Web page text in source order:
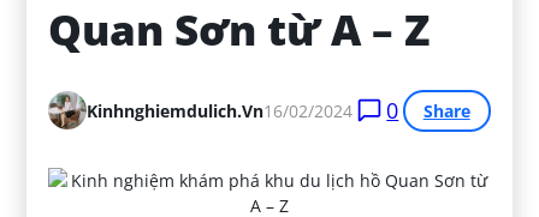
Quan Sơn từ A – Z
Kinhnghiemdulich.vn16/02/2024 0 Share